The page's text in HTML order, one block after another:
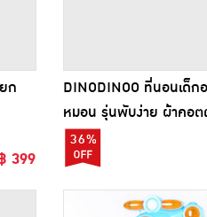
ก
399
DINODINOO ที่นอนเด็ก
หมอน รุ่นพับง่าย ผ้าคอ
85X120x3cm.) มีคลิปล็อค
36%